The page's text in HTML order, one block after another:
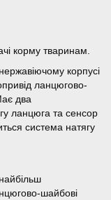
корму тваринам.
корпусі
ланцюгово-
два
ланцюга та сенсор
система натягу
шайбові